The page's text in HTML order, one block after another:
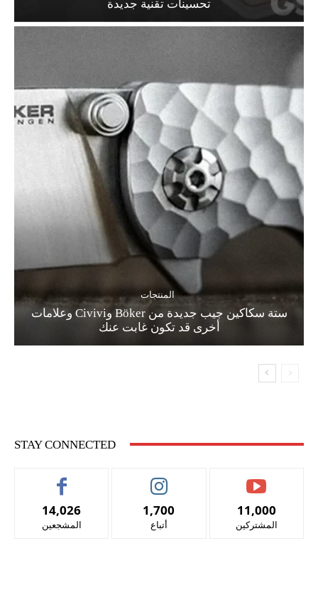
تحسينات تقنية جديدة
المنتجات
ستة سكاكين جيب جديدة من Böker وCivivi وعلامات
أخرى قد تكون غابت عنك
STAY CONNECTED
14,026
المشجعين
1,700
أتباع
11,000
المشتركين